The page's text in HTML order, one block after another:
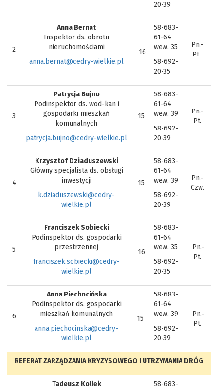
20-39
2
Anna Bernat
Inspektor ds. obrotu
nieruchomościami
anna.bernat@cedry-wielkie.pl
16
58-683-
61-64
wew. 35
58-692-
20-35
Pn.-
Pt.
3
Patrycja Bujno
Podinspektor ds. wod-kan i
gospodarki mieszkań
komunalnych
patrycja.bujno@cedry-wielkie.pl
15
58-683-
61-64
wew. 39
58-692-
20-39
Pn.-
Pt.
4
Krzysztof Dziaduszewski
Główny specjalista ds. obsługi
inwestycji
k.dziaduszewski@cedry-
wielkie.pl
15
58-683-
61-64
wew. 39
58-692-
20-39
Pn.-
Czw.
5
Franciszek Sobiecki
Podinspektor ds. gospodarki
przestrzennej
franciszek.sobiecki@cedry-
wielkie.pl
16
58-683-
61-64
wew. 35
58-692-
20-35
Pn.-
Pt.
6
Anna Piechocińska
Podinspektor ds. gospodarki
mieszkań komunalnych
anna.piechocinska@cedry-
wielkie.pl
15
58-683-
61-64
wew. 39
58-692-
20-39
Pn.-
Pt.
REFERAT ZARZĄDZANIA KRYZYSOWEGO I UTRZYMANIA DRÓG
Tadeusz Kollek
58-683-